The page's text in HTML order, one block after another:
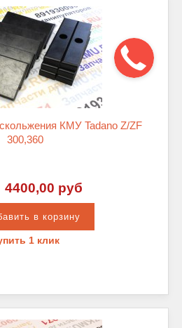
КМУ Tadano Z/ZF
300,360
4400,00 руб
1 клик